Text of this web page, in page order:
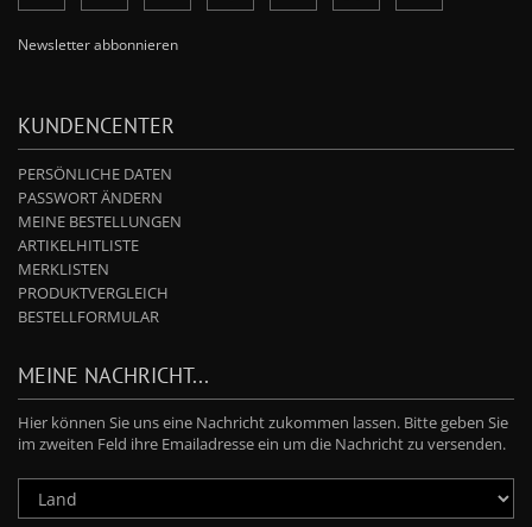
Newsletter abbonnieren
KUNDENCENTER
PERSÖNLICHE DATEN
PASSWORT ÄNDERN
MEINE BESTELLUNGEN
ARTIKELHITLISTE
MERKLISTEN
PRODUKTVERGLEICH
BESTELLFORMULAR
MEINE NACHRICHT...
Hier können Sie uns eine Nachricht zukommen lassen. Bitte geben Sie
im zweiten Feld ihre Emailadresse ein um die Nachricht zu versenden.